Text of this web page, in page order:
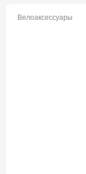
Велоаксессуары